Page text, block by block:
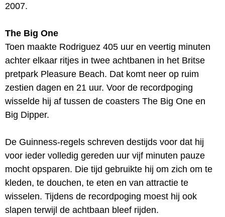
2007.
The Big One
Toen maakte Rodriguez 405 uur en veertig minuten
achter elkaar ritjes in twee achtbanen in het Britse
pretpark Pleasure Beach. Dat komt neer op ruim
zestien dagen en 21 uur. Voor de recordpoging
wisselde hij af tussen de coasters The Big One en
Big Dipper.
De Guinness-regels schreven destijds voor dat hij
voor ieder volledig gereden uur vijf minuten pauze
mocht opsparen. Die tijd gebruikte hij om zich om te
kleden, te douchen, te eten en van attractie te
wisselen. Tijdens de recordpoging moest hij ook
slapen terwijl de achtbaan bleef rijden.